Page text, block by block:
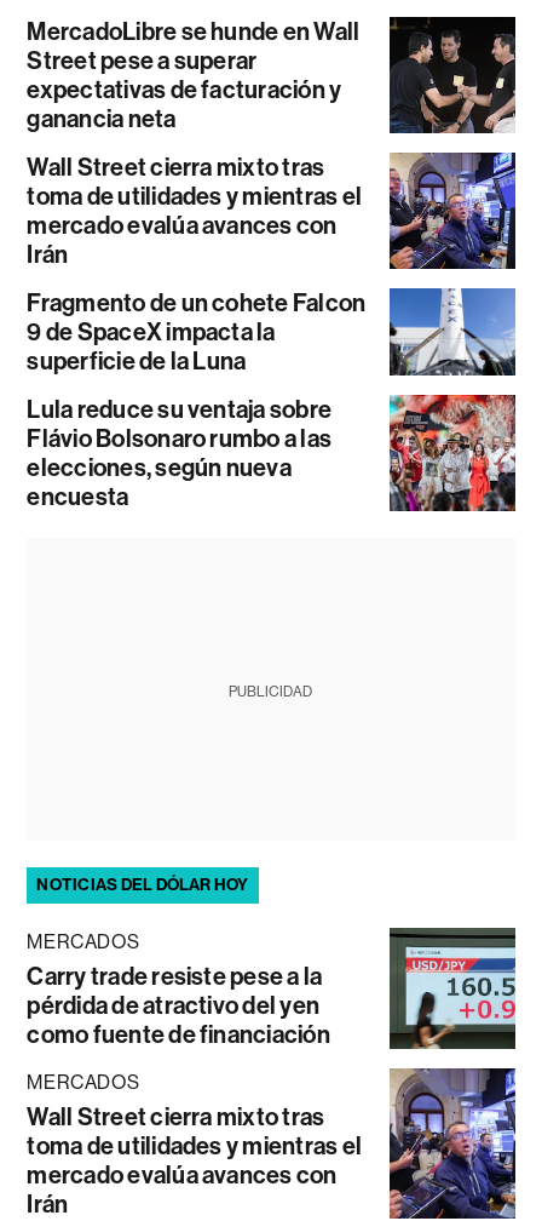
MercadoLibre se hunde en Wall
Street pese a superar
expectativas de facturación y
ganancia neta
Wall Street cierra mixto tras
toma de utilidades y mientras el
mercado evalúa avances con
Irán
Fragmento de un cohete Falcon
9 de SpaceX impacta la
superficie de la Luna
Lula reduce su ventaja sobre
Flávio Bolsonaro rumbo a las
elecciones, según nueva
encuesta
PUBLICIDAD
NOTICIAS DEL DÓLAR HOY
MERCADOS
Carry trade resiste pese a la
pérdida de atractivo del yen
como fuente de financiación
MERCADOS
Wall Street cierra mixto tras
toma de utilidades y mientras el
mercado evalúa avances con
Irán